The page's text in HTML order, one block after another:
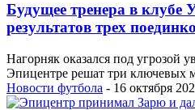
Будущее тренера в клубе
результатов трех
Нагорняк оказался под угрозой
Эпицентре решат три ключевых
Новости футбола - 16 октября